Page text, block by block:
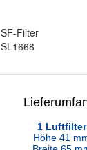
SF-Filter
SL1668